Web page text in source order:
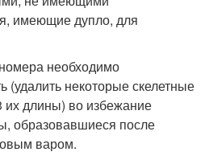
имеющие дупло, для
необходимо
(удалить некоторые скелетные
их длины) во избежание
образовавшиеся после
варом.